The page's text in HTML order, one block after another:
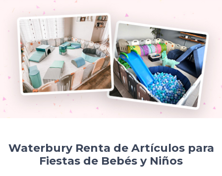
Waterbury Renta de Artículos para
Fiestas de Bebés y Niños